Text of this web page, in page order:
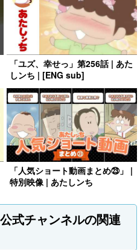
「ユズ、幸せっ」第256話 | あた
しンち | [ENG sub]
「人気ショート動画まとめ㉓」 |
特別映像 | あたしンち
式チャンネルの関連